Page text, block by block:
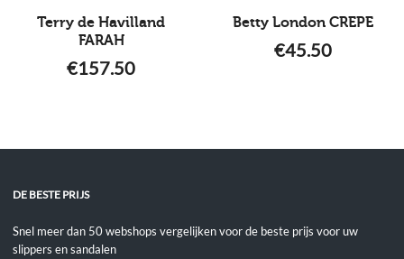
Terry de Havilland
FARAH
€157.50
Betty London CREPE
€45.50
DE BESTE PRIJS
Snel meer dan 50 webshops vergelijken voor de beste prijs voor uw
slippers en sandalen